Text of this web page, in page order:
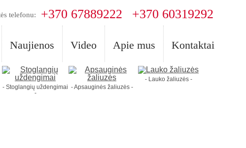
telefonu: +370 67889222 +370 60319292
Naujienos Video Apie mus Kontaktai
- Stoglangių uždengimai
-
- Apsauginės žaliuzės -
- Lauko žaliuzės -